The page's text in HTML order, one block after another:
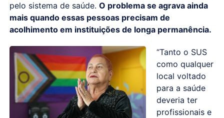
pelo sistema de saúde. O problema se agrava ainda
mais quando essas pessoas precisam de
acolhimento em instituições de longa permanência.
“Tanto o SUS
como qualquer
local voltado
para a saúde
deveria ter
profissionais e